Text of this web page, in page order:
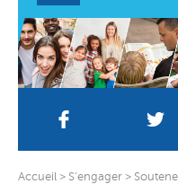
Accueil > S’engager >